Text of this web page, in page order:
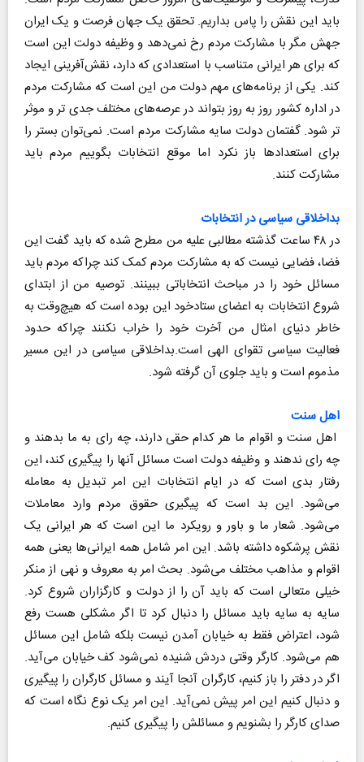
باید این نقش را پاس بداریم. تحقق یک جهان فرصت و یک ایران
جهش مگر با مشارکت مردم رخ نمی‌دهد و وظیفه دولت این است
که برای هر ایرانی متناسب با استعدادی که دارد، نقش‌آفرینی ایجاد
کند. یکی از برنامه‌های مهم دولت من این است که مشارکت مردم
در اداره کشور روز به روز بتواند در عرصه‌های مختلف جدی تر و موثر
تر شود. گفتمان دولت سایه مشارکت مردم است. نمی‌توان بستر را
برای استعدادها باز نکرد اما موقع انتخابات بگوییم مردم باید
مشارکت کنند.
بداخلاقی سیاسی در انتخابات
در ۴۸ ساعت گذشته مطالبی علیه من مطرح شده که باید گفت این
فضا، فضایی نیست که به مشارکت مردم کمک کند چراکه مردم باید
مسائل خود را در مباحث انتخاباتی ببینند. توصیه من از ابتدای
شروع انتخابات به اعضای ستادخود این بوده است که هیچ‌وقت به
خاطر دنیای امثال من آخرت خود را خراب نکنند چراکه حدود
فعالیت سیاسی تقوای الهی است.بداخلاقی سیاسی در این مسیر
مذموم است و باید جلوی آن گرفته شود.
اهل سنت
اهل سنت و اقوام ما هر کدام حقی دارند، چه رای به ما بدهند و
چه رای ندهند و وظیفه دولت است مسائل آنها را پیگیری کند، این
رفتار بدی است که در ایام انتخابات این امر تبدیل به معامله
می‌شود. این بد است که پیگیری حقوق مردم وارد معاملات
می‌شود. شعار ما و باور و رویکرد ما این است که هر ایرانی یک
نقش پرشکوه داشته باشد. این امر شامل همه ایرانی‌ها یعنی همه
اقوام و مذاهب مختلف می‌شود. بحث امر به معروف و نهی از منکر
خیلی متعالی است که باید آن را از دولت و کارگزاران شروع کرد.
سایه به سایه باید مسائل را دنبال کرد تا اگر مشکلی هست رفع
شود، اعتراض فقط به خیابان آمدن نیست بلکه شامل این مسائل
هم می‌شود. کارگر وقتی دردش شنیده نمی‌شود کف خیابان می‌‌آید‌.
اگر در دفتر را باز کنیم، کارگران آنجا آیند و مسائل کارگران را پیگیری
و دنبال کنیم این امر پیش نمی‌آید. این امر یک نوع نگاه است که
صدای کارگر را بشنویم و مسائلش را پیگیری کنیم.